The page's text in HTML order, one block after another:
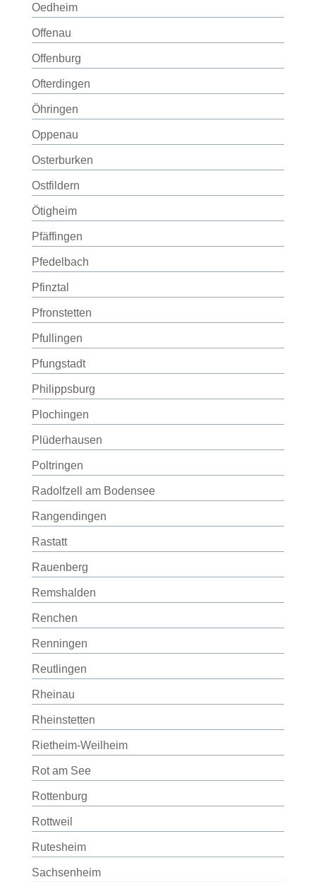
Oedheim
Offenau
Offenburg
Ofterdingen
Öhringen
Oppenau
Osterburken
Ostfildern
Ötigheim
Pfäffingen
Pfedelbach
Pfinztal
Pfronstetten
Pfullingen
Pfungstadt
Philippsburg
Plochingen
Plüderhausen
Poltringen
Radolfzell am Bodensee
Rangendingen
Rastatt
Rauenberg
Remshalden
Renchen
Renningen
Reutlingen
Rheinau
Rheinstetten
Rietheim-Weilheim
Rot am See
Rottenburg
Rottweil
Rutesheim
Sachsenheim